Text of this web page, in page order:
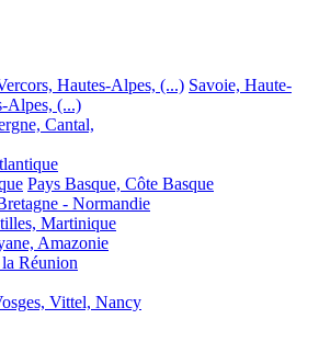
Hautes-Alpes, (...) Savoie, Haute-
Alpes, (...)
Cantal,
Pays Basque, Côte Basque
- Normandie
Martinique
Amazonie
Réunion
Vittel, Nancy